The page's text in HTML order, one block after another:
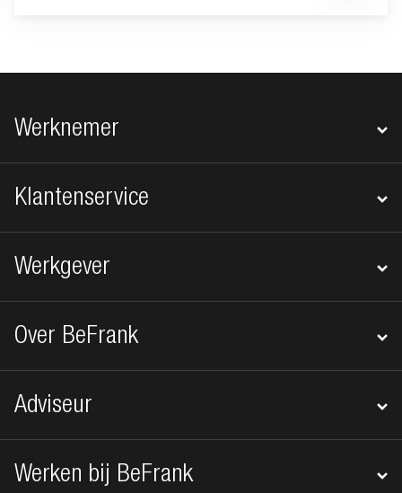
Footer navigatie
Werknemer
Klantenservice
Werkgever
Over BeFrank
Adviseur
Werken bij BeFrank